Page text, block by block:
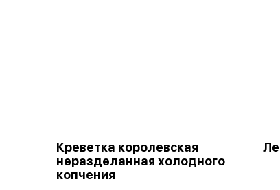
Креветка королевская
неразделанная холодного
копчения